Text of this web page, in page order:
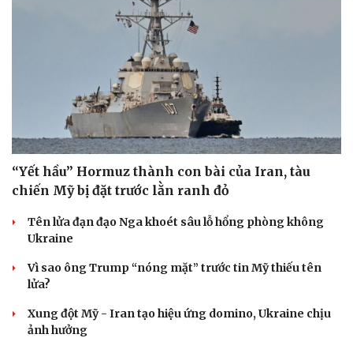
Tư vấn
Săn Tour
check-in
Câu chuyện thời sự
Cửa sổ tình yêu
Kể chuyện cho bé
“Yết hầu” Hormuz thành con bài của Iran, tàu
chiến Mỹ bị đặt trước lằn ranh đỏ
Tên lửa đạn đạo Nga khoét sâu lỗ hổng phòng không
Ukraine
Vì sao ông Trump “nóng mặt” trước tin Mỹ thiếu tên
lửa?
Xung đột Mỹ - Iran tạo hiệu ứng domino, Ukraine chịu
ảnh hưởng